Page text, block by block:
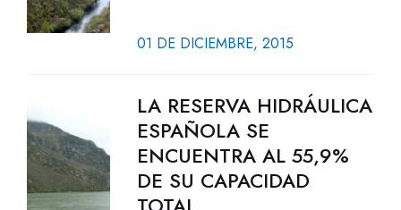
01 DE DICIEMBRE, 2015
LA RESERVA HIDRÁULICA
ESPAÑOLA SE
ENCUENTRA AL 55,9%
DE SU CAPACIDAD